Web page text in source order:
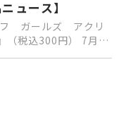
ュース】
ガールズ アクリ
（税込300円） 7月8